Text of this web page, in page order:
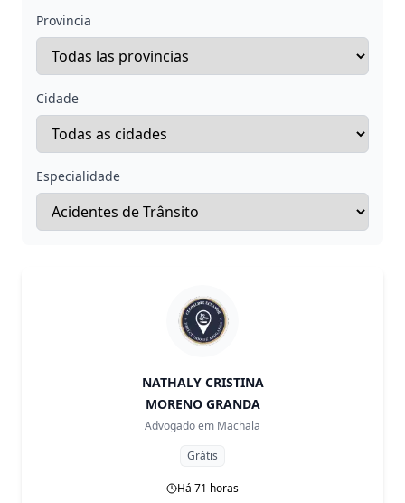
Provincia
Cidade
Especialidade
NATHALY CRISTINA
MORENO GRANDA
Advogado em Machala
Grátis
Há 71 horas